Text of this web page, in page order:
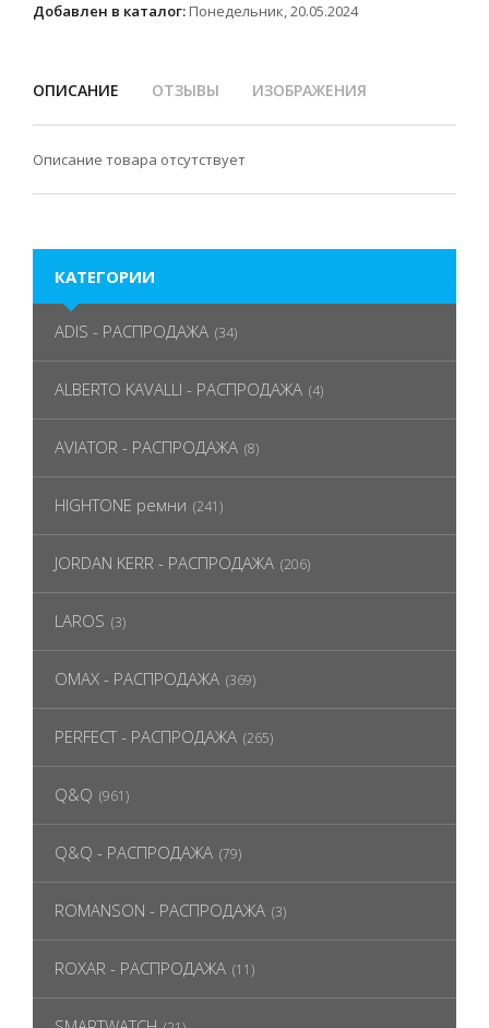
Добавлен в каталог: Понедельник, 20.05.2024
ОПИСАНИЕ ОТЗЫВЫ ИЗОБРАЖЕНИЯ
Описание товара отсутствует
КАТЕГОРИИ
ADIS - РАСПРОДАЖА (34)
ALBERTO KAVALLI - РАСПРОДАЖА (4)
AVIATOR - РАСПРОДАЖА (8)
HIGHTONE ремни (241)
JORDAN KERR - РАСПРОДАЖА (206)
LAROS (3)
OMAX - РАСПРОДАЖА (369)
PERFECT - РАСПРОДАЖА (265)
Q&Q (961)
Q&Q - РАСПРОДАЖА (79)
ROMANSON - РАСПРОДАЖА (3)
ROXAR - РАСПРОДАЖА (11)